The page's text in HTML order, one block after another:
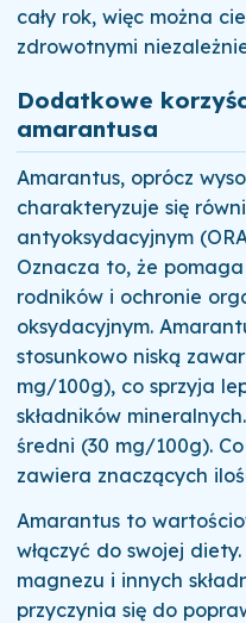
cały rok, więc można
zdrowotnymi
Dodatkowe
amarantusa
Amarantus, oprócz
charakteryzuje się
antyoksydacyjnym
Oznacza to, że
rodników i ochronie
oksydacyjnym.
stosunkowo niską
mg/100g), co sprzyja
składników
średni (30 mg/100g).
zawiera znaczących
Amarantus to
włączyć do swojej
magnezu i innych
przyczynia się do